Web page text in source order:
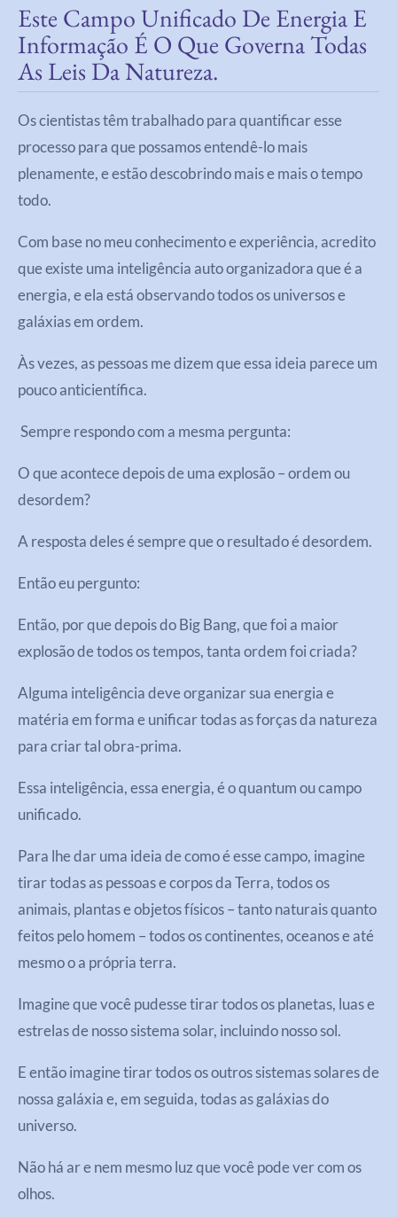
Este Campo Unificado De Energia E
Informação É O Que Governa Todas
As Leis Da Natureza.
Os cientistas têm trabalhado para quantificar esse
processo para que possamos entendê-lo mais
plenamente, e estão descobrindo mais e mais o tempo
todo.
Com base no meu conhecimento e experiência, acredito
que existe uma inteligência auto organizadora que é a
energia, e ela está observando todos os universos e
galáxias em ordem.
Às vezes, as pessoas me dizem que essa ideia parece um
pouco anticientífica.
Sempre respondo com a mesma pergunta:
O que acontece depois de uma explosão – ordem ou
desordem?
A resposta deles é sempre que o resultado é desordem.
Então eu pergunto:
Então, por que depois do Big Bang, que foi a maior
explosão de todos os tempos, tanta ordem foi criada?
Alguma inteligência deve organizar sua energia e
matéria em forma e unificar todas as forças da natureza
para criar tal obra-prima.
Essa inteligência, essa energia, é o quantum ou campo
unificado.
Para lhe dar uma ideia de como é esse campo, imagine
tirar todas as pessoas e corpos da Terra, todos os
animais, plantas e objetos físicos – tanto naturais quanto
feitos pelo homem – todos os continentes, oceanos e até
mesmo o a própria terra.
Imagine que você pudesse tirar todos os planetas, luas e
estrelas de nosso sistema solar, incluindo nosso sol.
E então imagine tirar todos os outros sistemas solares de
nossa galáxia e, em seguida, todas as galáxias do
universo.
Não há ar e nem mesmo luz que você pode ver com os
olhos.